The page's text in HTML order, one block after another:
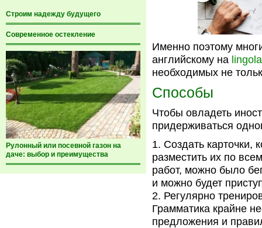
Строим надежду будущего
Современное остекление
Рулонный или посевной газон на
даче: выбор и преимущества
Именно поэтому
английскому на
необходимых не
Способы
Чтобы овладеть
придерживаться
Создать карточки,
разместить их по
работ, можно было
и можно будет
Регулярно
Грамматика крайне
предложения и